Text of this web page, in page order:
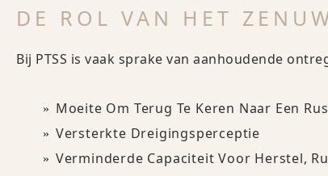
DE ROL VAN HET
Bij PTSS is vaak sprake van aanhoudende
Moeite Om Terug Te Keren Naar Een
Versterkte Dreigingsperceptie
Verminderde Capaciteit Voor Herstel,